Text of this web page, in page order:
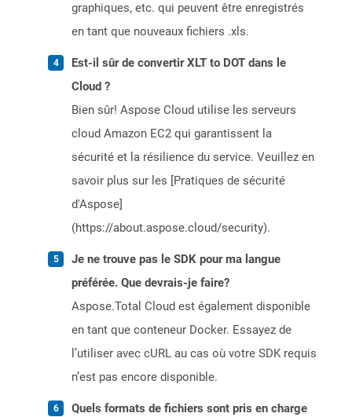
graphiques, etc. qui peuvent être enregistrés
en tant que nouveaux fichiers .xls.
Est-il sûr de convertir XLT to DOT dans le
Cloud ?
Bien sûr! Aspose Cloud utilise les serveurs
cloud Amazon EC2 qui garantissent la
sécurité et la résilience du service. Veuillez en
savoir plus sur les [Pratiques de sécurité
d'Aspose]
(https://about.aspose.cloud/security).
Je ne trouve pas le SDK pour ma langue
préférée. Que devrais-je faire?
Aspose.Total Cloud est également disponible
en tant que conteneur Docker. Essayez de
l’utiliser avec cURL au cas où votre SDK requis
n’est pas encore disponible.
Quels formats de fichiers sont pris en charge